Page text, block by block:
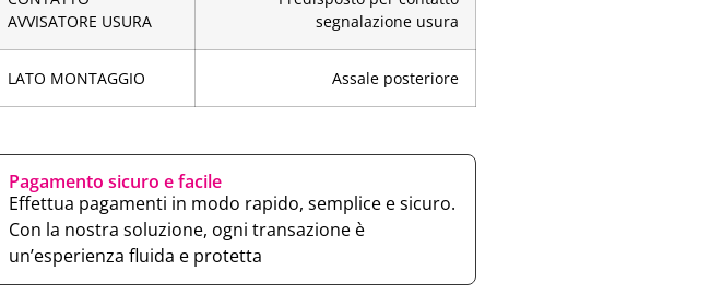
AVVISATORE USURA
segnalazione usura
LATO MONTAGGIO Assale posteriore
Pagamento sicuro e facile
Effettua pagamenti in modo rapido, semplice e sicuro.
Con la nostra soluzione, ogni transazione è
un’esperienza fluida e protetta